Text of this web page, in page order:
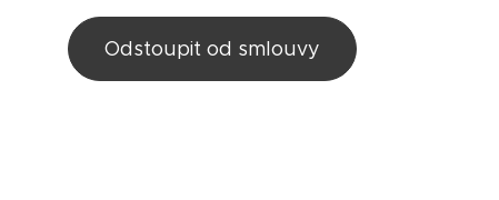
Odstoupit od smlouvy